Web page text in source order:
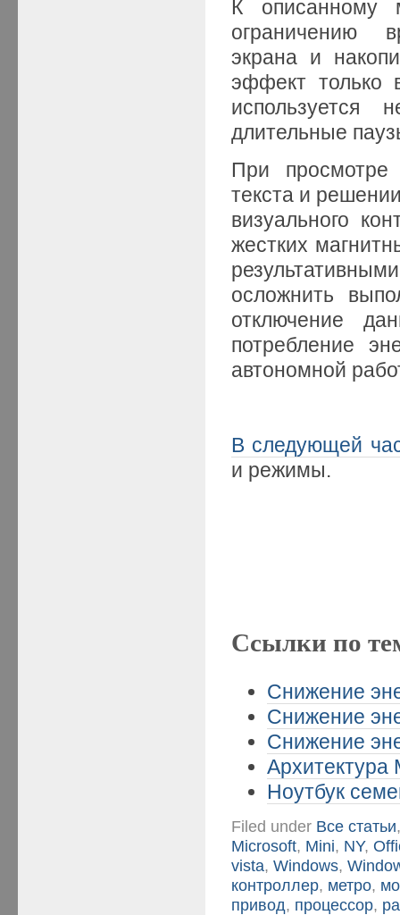
К описанному
ограничению
экрана и
эффект только
используется
длительные
При
текста и
визуального
жестких
осложнить
отключение
потребление
автономной
В следующей
и режимы.
Ссылки по
Снижение
Снижение
Снижение
Архитектура
Ноутбук
Filed under Все статьи
Microsoft, Mini, NY,
vista,Windows,
контроллер, метро,
привод, процессор,